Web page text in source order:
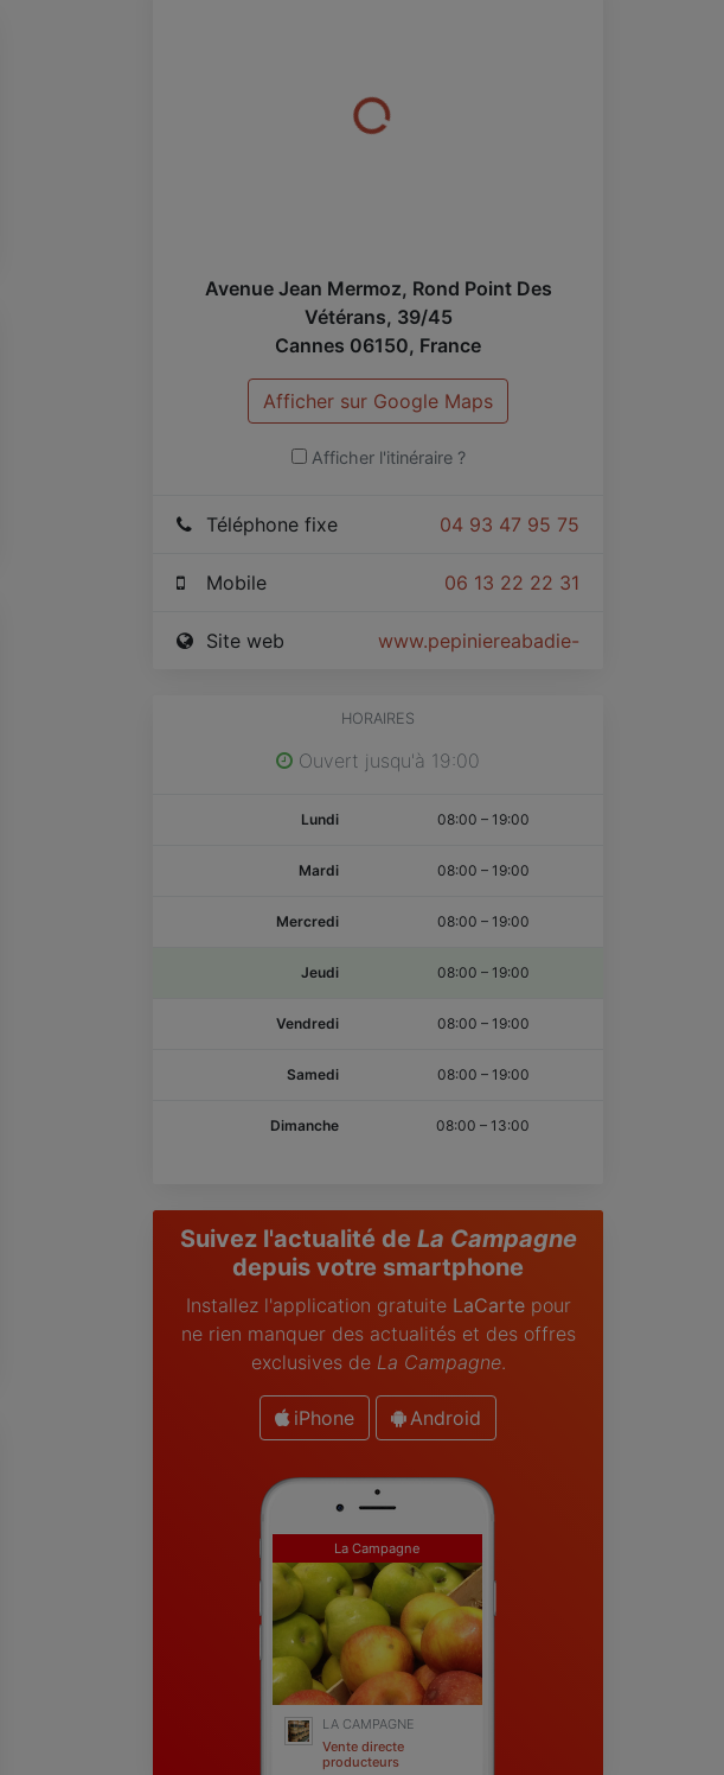
Avenue Jean Mermoz, Rond Point Des
Vétérans, 39/45
Cannes 06150, France
Afficher sur Google Maps
Afficher l'itinéraire ?
04 93 47 95 75
Téléphone fixe
06 13 22 22 31
Mobile
www.pepiniereabadie-orso.com
Site web
HORAIRES
Ouvert jusqu'à 19:00
Lundi 08:00 – 19:00
Mardi 08:00 – 19:00
Mercredi 08:00 – 19:00
Jeudi 08:00 – 19:00
Vendredi 08:00 – 19:00
Samedi 08:00 – 19:00
Dimanche 08:00 – 13:00
Suivez l'actualité de La Campagne
depuis votre smartphone
Installez l'application gratuite LaCartepour
ne rien manquer des actualités et des offres
exclusives de La Campagne.
iPhone Android
La Campagne
LA CAMPAGNE
Vente directe
producteurs